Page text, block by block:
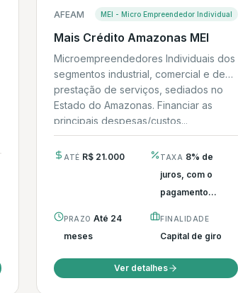
AFEAM MEI - Micro Empreendedor Individual
Mais Crédito Amazonas MEI
Microempreendedores Individuais dos
segmentos industrial, comercial e de
prestação de serviços, sediados no
Estado do Amazonas. Financiar as
principais despesas/custos...
ATÉ R$ 21.000 TAXA 8% de
juros, com o
pagamento...
PRAZO Até 24
meses
FINALIDADE
Capital de giro
Ver detalhes